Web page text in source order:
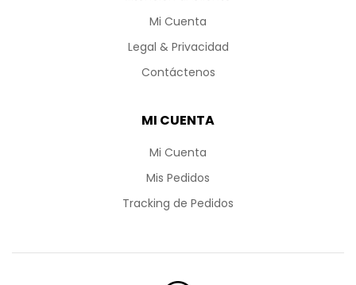
Mi Cuenta
Legal & Privacidad
Contáctenos
MI CUENTA
Mi Cuenta
Mis Pedidos
Tracking de Pedidos